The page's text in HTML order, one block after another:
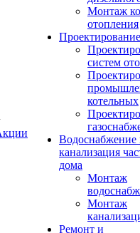
Монтаж
отопления
Проектирование
систем
котельных
Водоснабжение
канализация
дома
Монтаж
Монтаж
Ремонт и